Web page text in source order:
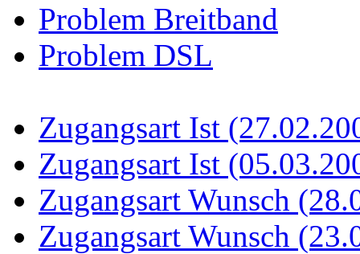
Problem Breitband
Problem DSL
Zugangsart Ist
Zugangsart Ist
Zugangsart Wunsch
Zugangsart Wunsch